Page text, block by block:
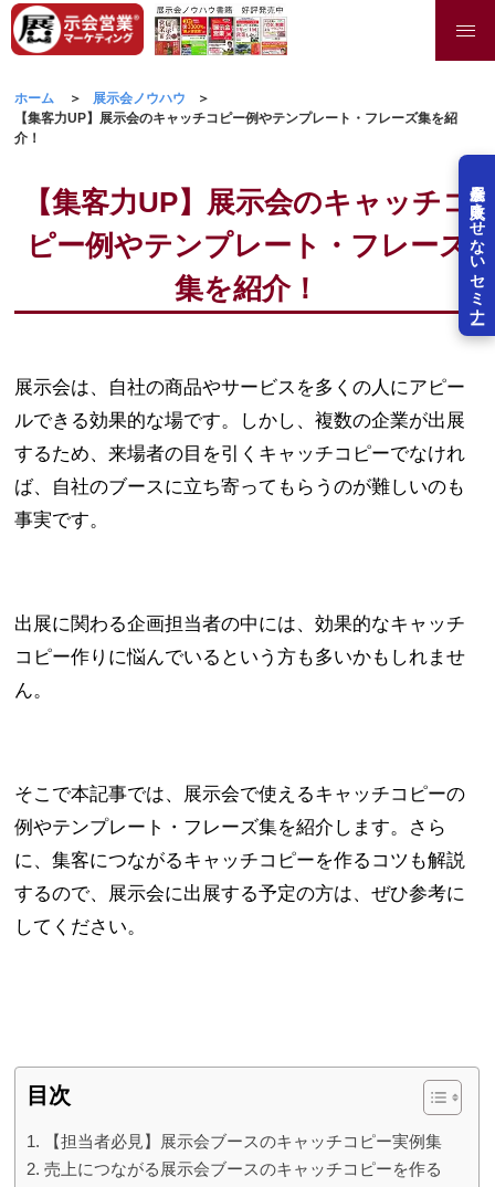
展示会を失敗させないセミナー
ホーム
展示会ノウハウ
【集客力UP】展示会のキャッチコピー例やテンプレート・フレーズ集を紹
介！
【集客力UP】展示会のキャッチコ
ピー例やテンプレート・フレーズ
集を紹介！
展示会は、自社の商品やサービスを多くの人にアピー
ルできる効果的な場です。しかし、複数の企業が出展
するため、来場者の目を引くキャッチコピーでなけれ
ば、自社のブースに立ち寄ってもらうのが難しいのも
事実です。
出展に関わる企画担当者の中には、効果的なキャッチ
コピー作りに悩んでいるという方も多いかもしれませ
ん。
そこで本記事では、展示会で使えるキャッチコピーの
例やテンプレート・フレーズ集を紹介します。さら
に、集客につながるキャッチコピーを作るコツも解説
するので、展示会に出展する予定の方は、ぜひ参考に
してください。
目次
【担当者必見】展示会ブースのキャッチコピー実例集
売上につながる展示会ブースのキャッチコピーを作る